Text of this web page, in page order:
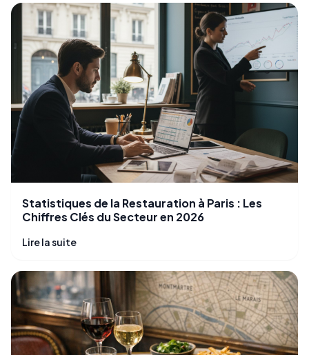
Statistiques de la Restauration à Paris : Les
Chiffres Clés du Secteur en 2026
Lire la suite